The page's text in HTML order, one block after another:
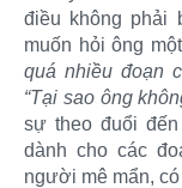
điều không phải
muốn hỏi ông
quá nhiều đoạn
“Tại sao ông
sự theo đuổi đến
dành cho các
người mê mẩn,